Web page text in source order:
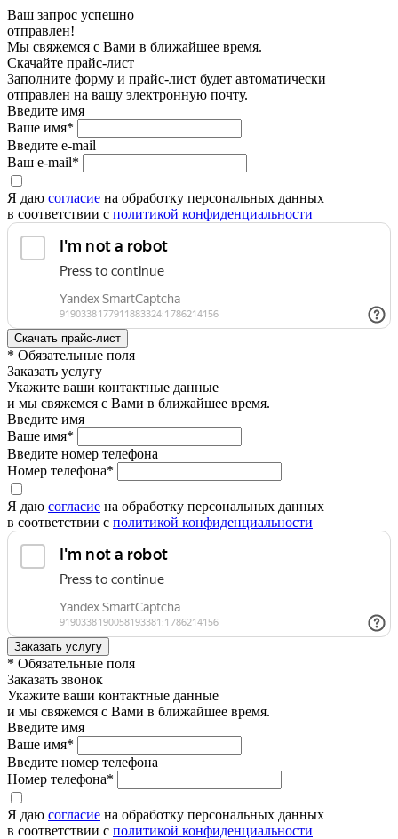
Ваш запрос успешно
отправлен!
Мы свяжемся с Вами в ближайшее время.
Скачайте прайс-лист
Заполните форму и прайс-лист будет автоматически
отправлен на вашу электронную почту.
Введите имя
Ваше имя*
Введите e-mail
Ваш e-mail*
Я даю согласие на обработку персональных данных
в соответствии с политикой конфиденциальности
* Обязательные поля
Заказать услугу
Укажите ваши контактные данные
и мы свяжемся с Вами в ближайшее время.
Введите имя
Ваше имя*
Введите номер телефона
Номер телефона*
Я даю согласие на обработку персональных данных
в соответствии с политикой конфиденциальности
* Обязательные поля
Заказать звонок
Укажите ваши контактные данные
и мы свяжемся с Вами в ближайшее время.
Введите имя
Ваше имя*
Введите номер телефона
Номер телефона*
Я даю согласие на обработку персональных данных
в соответствии с политикой конфиденциальности